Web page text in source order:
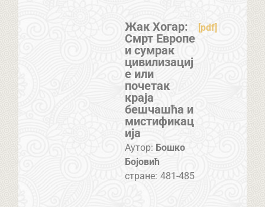
Жак Хогар:
Смрт Европе
и сумрак
цивилизациј
е или
почетак
краја
бешчашћа и
мистификац
ија
[pdf]
Аутор: Бошко
Бојовић
стране: 481-485